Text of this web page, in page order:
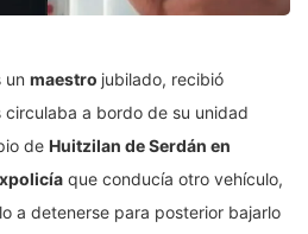
un maestro jubilado, recibió
a bordo de su unidad
de Huitzilan de Serdán en
que conducía otro vehículo,
a detenerse para posterior bajarlo